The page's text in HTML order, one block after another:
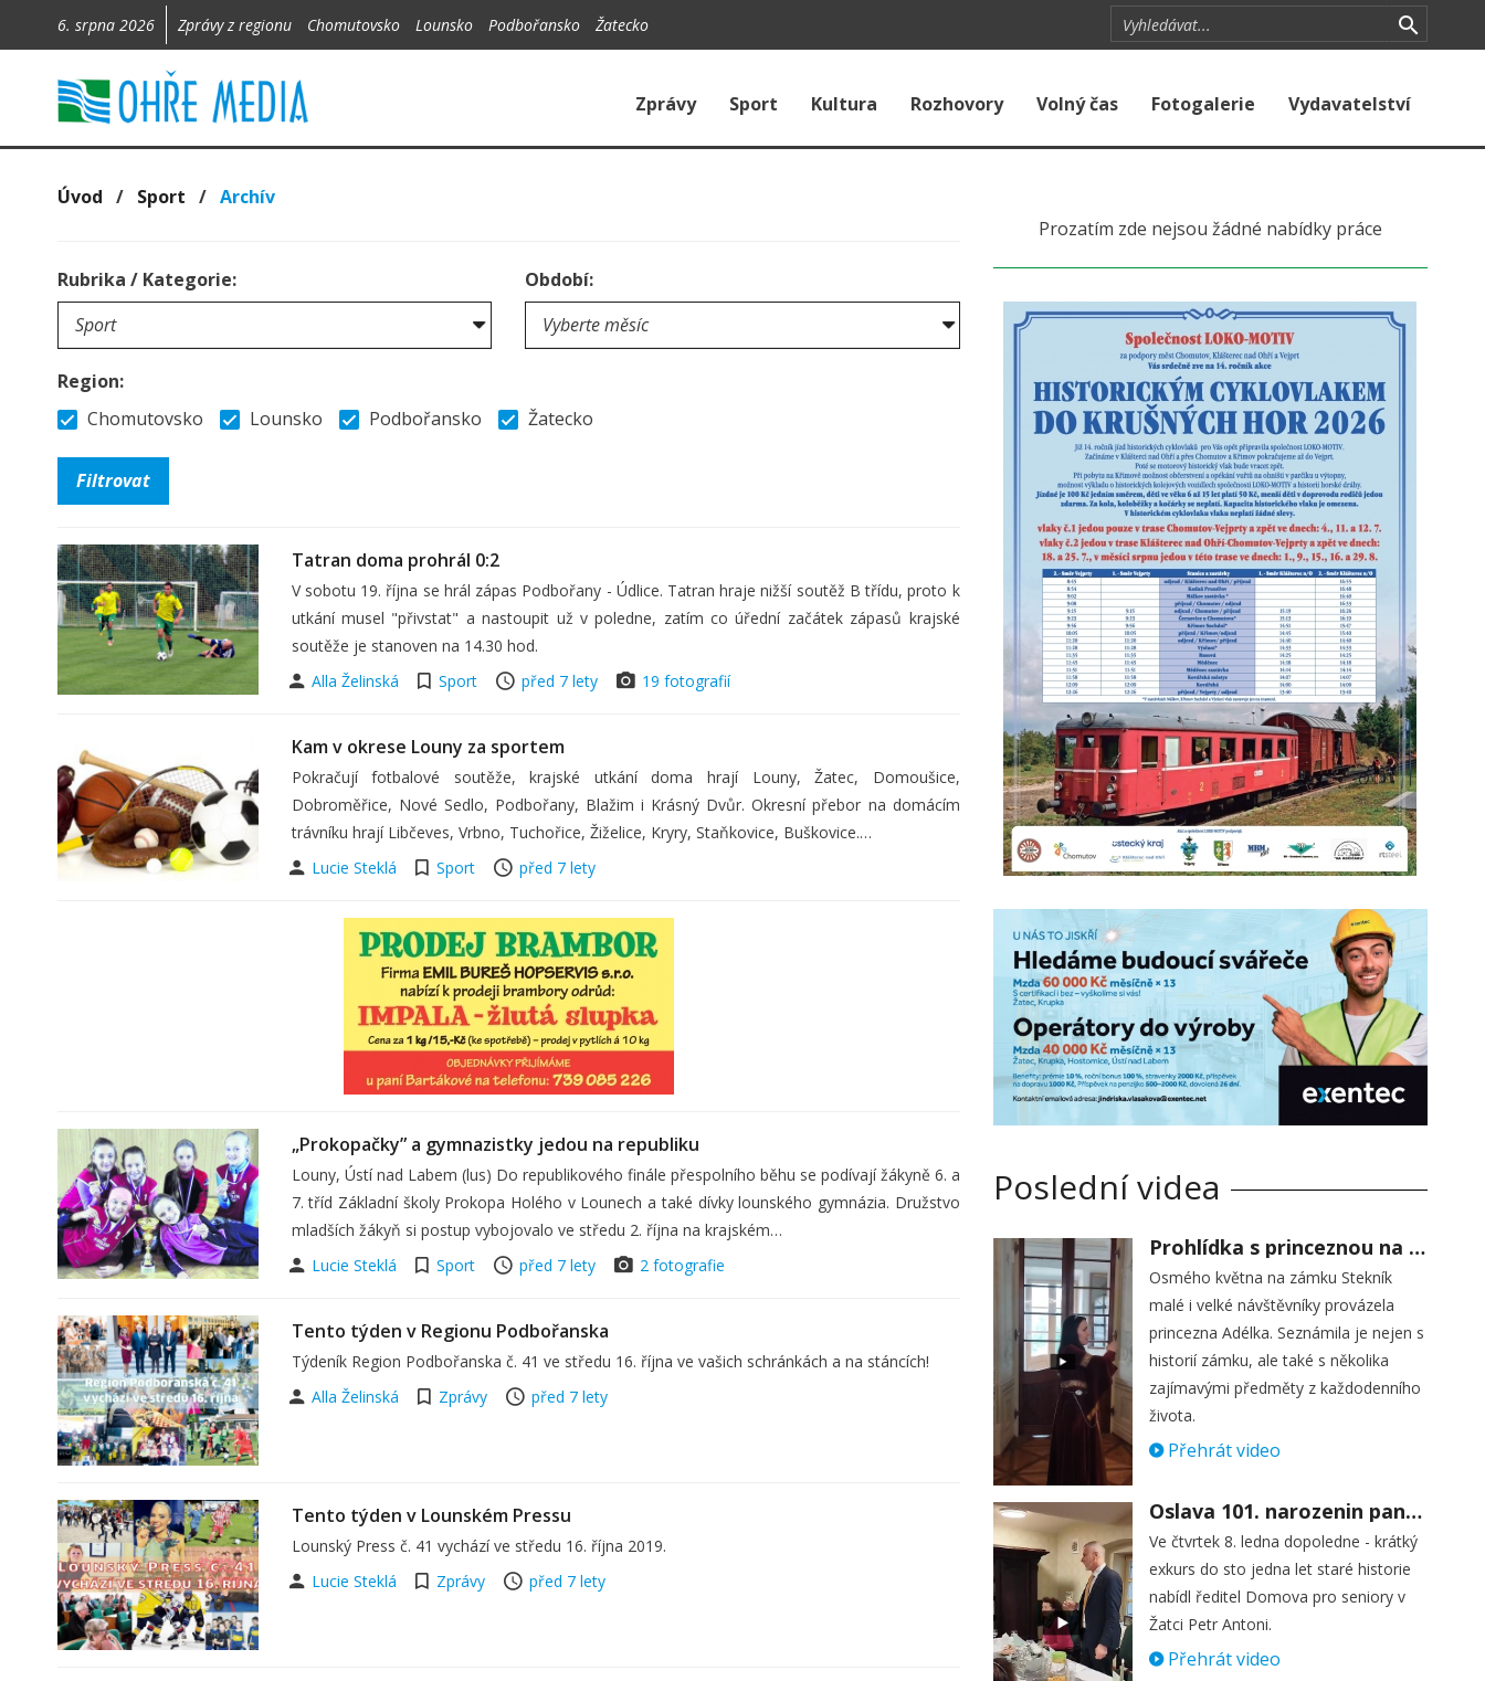
6. srpna 2026 Zprávy z regionu Chomutovsko Lounsko Podbořansko Žatecko
Zprávy Sport Kultura Rozhovory Volný čas Fotogalerie Vydavatelství
Úvod / Sport / Archív
Rubrika / Kategorie: Období:
Region:
Chomutovsko
Lounsko Podbořansko Žatecko
Tatran doma prohrál 0:2
V sobotu 19. října se hrál zápas Podbořany - Údlice. Tatran hraje nižší soutěž B třídu, proto k
utkání musel "přivstat" a nastoupit už v poledne, zatím co úřední začátek zápasů krajské
soutěže je stanoven na 14.30 hod.
Alla Želinská
Sport před 7 lety 19 fotografií
Kam v okrese Louny za sportem
Pokračují fotbalové soutěže, krajské utkání doma hrají Louny, Žatec, Domoušice,
Dobroměřice, Nové Sedlo, Podbořany, Blažim i Krásný Dvůr. Okresní přebor na domácím
trávníku hrají Libčeves, Vrbno, Tuchořice, Žiželice, Kryry, Staňkovice, Buškovice.…
Lucie Steklá
Sport před 7 lety
„Prokopačky” a gymnazistky jedou na republiku
Louny, Ústí nad Labem (lus) Do republikového finále přespolního běhu se podívají žákyně 6. a
7. tříd Základní školy Prokopa Holého v Lounech a také dívky lounského gymnázia. Družstvo
mladších žákyň si postup vybojovalo ve středu 2. října na krajském…
Lucie Steklá
Sport před 7 lety 2 fotografie
Tento týden v Regionu Podbořanska
Týdeník Region Podbořanska č. 41 ve středu 16. října ve vašich schránkách a na stáncích!
Alla Želinská
Zprávy před 7 lety
Tento týden v Lounském Pressu
Lounský Press č. 41 vychází ve středu 16. října 2019.
Lucie Steklá
Zprávy před 7 lety
Prozatím zde nejsou žádné nabídky práce
Poslední videa
Prohlídka s princeznou na zámku Stekník
Osmého května na zámku Stekník
malé i velké návštěvníky provázela
princezna Adélka. Seznámila je nejen s
historií zámku, ale také s několika
zajímavými předměty z každodenního
života.
Přehrát video
Oslava 101. narozenin paní Věry Skořepové
Ve čtvrtek 8. ledna dopoledne - krátký
exkurs do sto jedna let staré historie
nabídl ředitel Domova pro seniory v
Žatci Petr Antoni.
Přehrát video